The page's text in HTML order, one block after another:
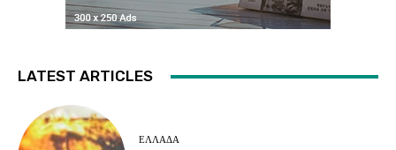
LATEST ARTICLES
ΕΛΛΑΔΑ